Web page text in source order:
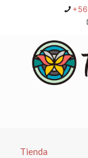
Tienda